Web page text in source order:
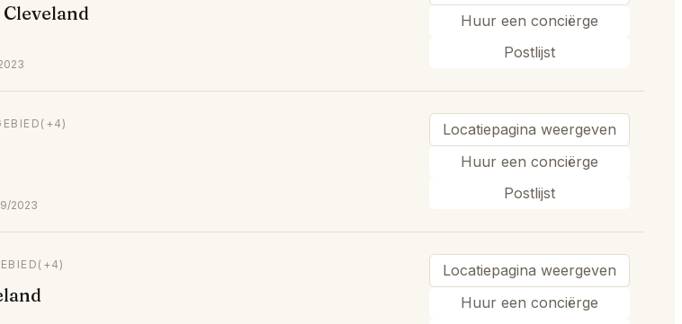
Huur een conciërge
Postlijst
(+4)
2023
Locatiepagina weergeven
Huur een conciërge
Postlijst
(+4)
Locatiepagina weergeven
Huur een conciërge